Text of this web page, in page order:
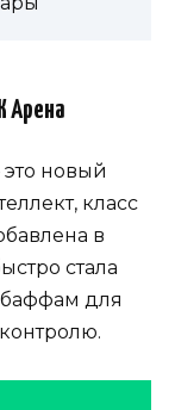
Арена
новый
класс
в
стала
для